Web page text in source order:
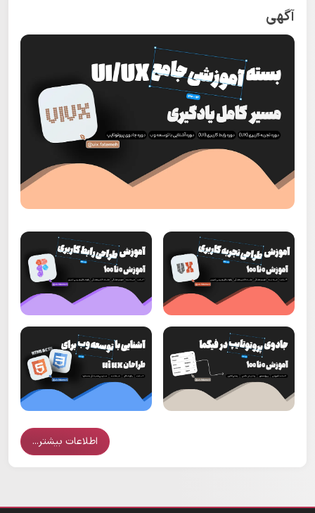
آگهی
اطلاعات بیشتر...